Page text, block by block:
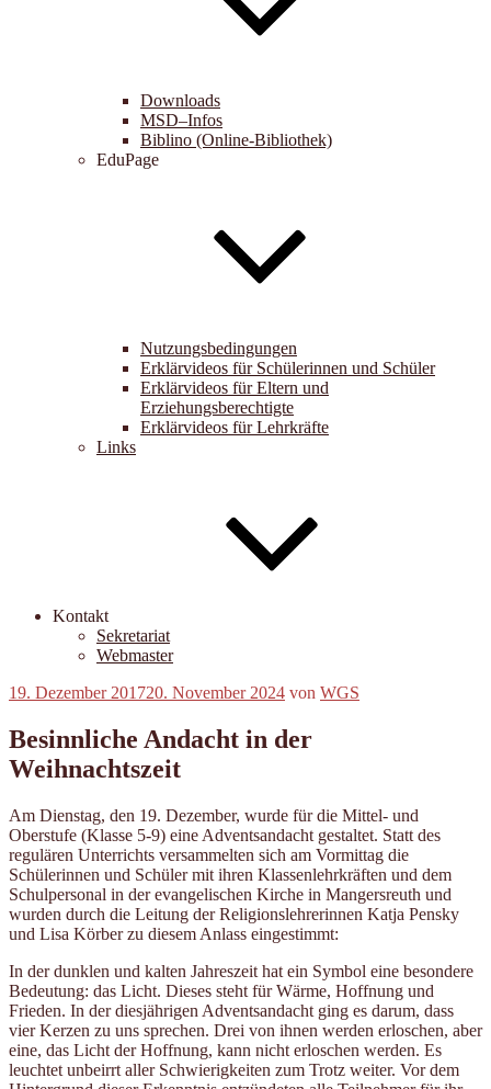
Downloads
MSD–Infos
Biblino (Online-Bibliothek)
EduPage
Nutzungsbedingungen
Erklärvideos für Schülerinnen und Schüler
Erklärvideos für Eltern und
Erziehungsberechtigte
Erklärvideos für Lehrkräfte
Links
Kontakt
Sekretariat
Webmaster
Veröffentlicht
19. Dezember 201720. November 2024 von WGS
Besinnliche Andacht in der
Weihnachtszeit
Am Dienstag, den 19. Dezember, wurde für die Mittel- und
Oberstufe (Klasse 5-9) eine Adventsandacht gestaltet. Statt des
regulären Unterrichts versammelten sich am Vormittag die
Schülerinnen und Schüler mit ihren Klassenlehrkräften und dem
Schulpersonal in der evangelischen Kirche in Mangersreuth und
wurden durch die Leitung der Religionslehrerinnen Katja Pensky
und Lisa Körber zu diesem Anlass eingestimmt:
In der dunklen und kalten Jahreszeit hat ein Symbol eine besondere
Bedeutung: das Licht. Dieses steht für Wärme, Hoffnung und
Frieden. In der diesjährigen Adventsandacht ging es darum, dass
vier Kerzen zu uns sprechen. Drei von ihnen werden erloschen, aber
eine, das Licht der Hoffnung, kann nicht erloschen werden. Es
leuchtet unbeirrt aller Schwierigkeiten zum Trotz weiter. Vor dem